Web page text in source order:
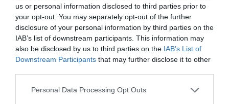
us or personal information disclosed to third parties prior to
your opt-out. You may separately opt-out of the further
disclosure of your personal information by third parties on the
IAB’s list of downstream participants. This information may
also be disclosed by us to third parties on the IAB’s List of
Downstream Participants that may further disclose it to other
Personal Data Processing Opt Outs